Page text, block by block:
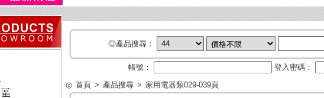
◎產品搜尋：
帳號：
登入密碼：
◎ 首頁 > 產品搜尋 > 家用電器類029-039頁